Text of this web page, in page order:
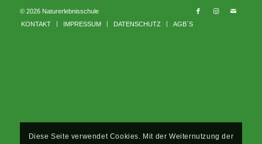
© 2026 Naturerlebnisschule
KONTAKT
IMPRESSUM DATENSCHUTZ AGB´S
Diese Seite verwendet Cookies. Mit der Weiternutzung der